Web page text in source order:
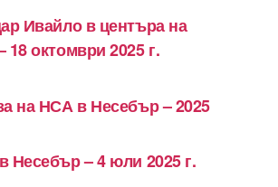
Ивайло в центъра на
18 октомври 2025 г.
на НСА в Несебър – 2025
Несебър – 4 юли 2025 г.